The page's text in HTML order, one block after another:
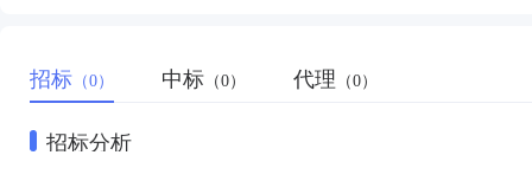
招标 （0） 中标 （0） 代理 （0）
招标分析